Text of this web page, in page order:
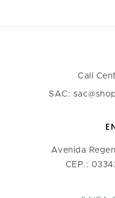
Call
SAC:
Avenida
CEP.: